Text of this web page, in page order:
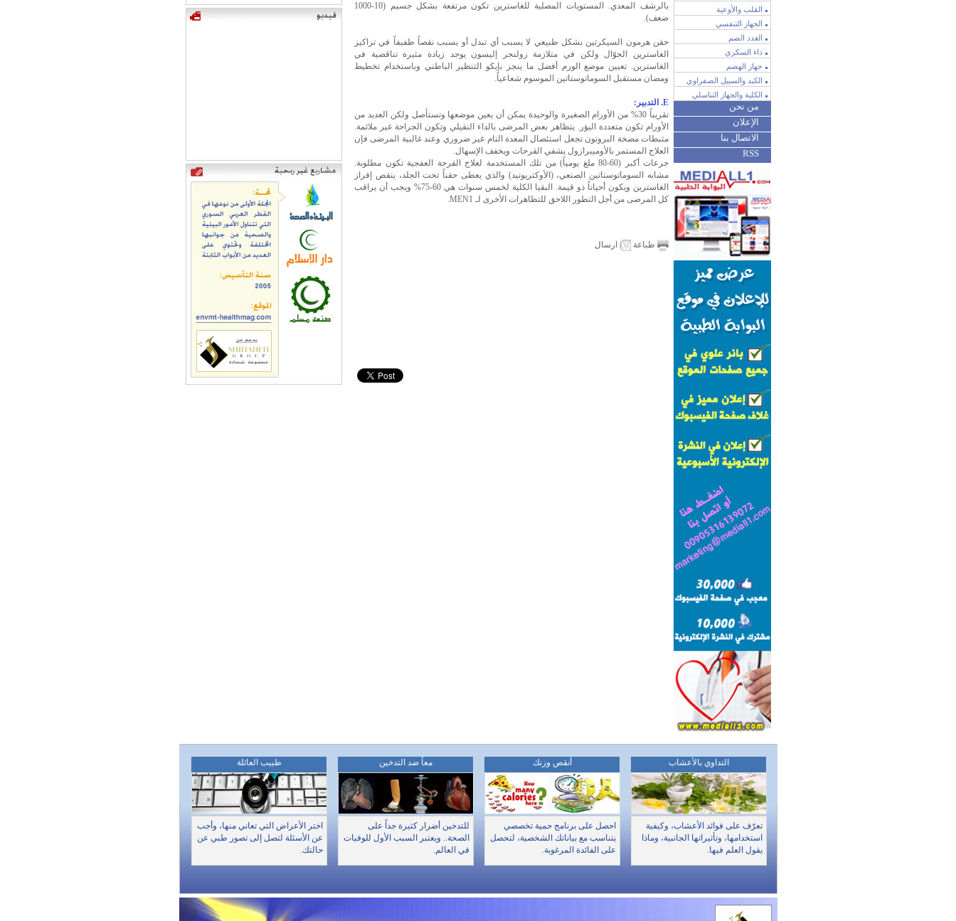
القلب والأوعية
الجهاز التنفسي
الغدد الصم
داء السكري
جهاز الهضم
الكبد والسبيل الصفراوي
الكلية والجهاز التناسلي
من نحن
الإعلان
الاتصال بنا
RSS
بالرشف المعدي. المستويات المصلية للغاسترين تكون مرتفعة بشكل جسيم (10-1000
ضعف).
حقن هرمون السيكرتين بشكل طبيعي لا يسبب أي تبدل أو يسبب نقصاً طفيفاً في تراكيز
الغاسترين الجوّال ولكن في متلازمة زولنجر إليسون يوجد زيادة مثيرة تناقضية في
الغاسترين. تعيين موضع الورم أفضل ما ينجز بإيكو التنظير الباطني وباستخدام تخطيط
ومضان مستقبل السوماتوستاتين الموسوم شعاعياً.
E. التدبير:
تقريباً 30% من الأورام الصغيرة والوحيدة يمكن أن يعين موضعها وتستأصل ولكن العديد من
الأورام تكون متعددة البؤر. يتظاهر بعض المرضى بالداء النقيلي وتكون الجراحة غير ملائمة.
مثبطات مضخة البروتون تجعل استئصال المعدة التام غير ضروري وعند غالبية المرضى فإن
العلاج المستمر بالأوميبرازول يشفي القرحات ويخفف الإسهال.
جرعات أكبر (60-80 ملغ يومياً) من تلك المستخدمة لعلاج القرحة العفجية تكون مطلوبة.
مشابه السوماتوستاتين الصنعي، (الأوكتريوتيد) والذي يعطى حقناً تحت الجلد، ينقص إفراز
الغاسترين ويكون أحياناً ذو قيمة. البقيا الكلية لخمس سنوات هي 60-75% ويجب أن يراقب
كل المرضى من أجل التطور اللاحق للتظاهرات الأخرى لـ MEN1.
طباعة ارسال
طبيب العائلة
اختر الأعراض التي تعاني منها، وأجب
عن الأسئلة لتصل إلى تصور طبي عن
حالتك.
معاً ضد التدخين
للتدخين أضرار كثيرة جداً على
الصحة.. ويعتبر السبب الأول للوفيات
في العالم.
أنقص وزنك
احصل على برنامج حمية تخصصي
يتناسب مع بياناتك الشخصية، لتحصل
على الفائدة المرغوبة.
التداوي بالأعشاب
تعرّف على فوائد الأعشاب، وكيفية
استخدامها، وتأثيراتها الجانبية، وماذا
يقول العلم فيها.